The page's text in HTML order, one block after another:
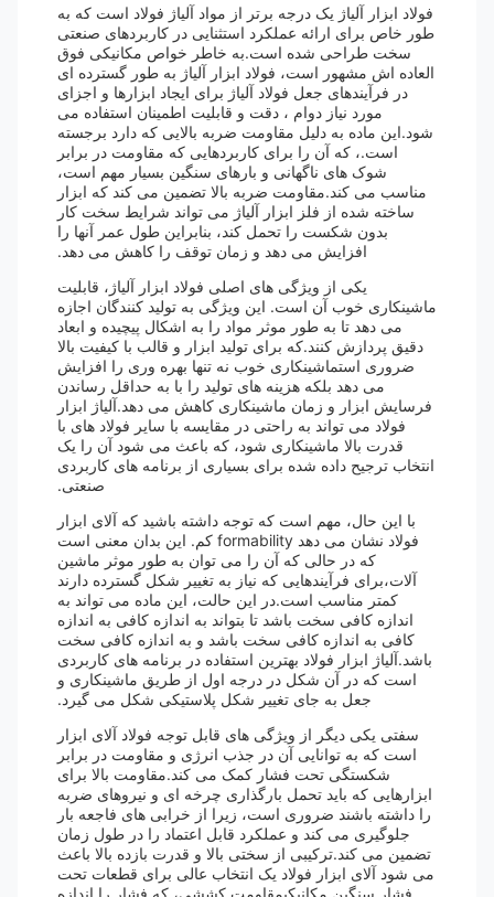
فولاد ابزار آلیاژ یک درجه برتر از مواد آلیاژ فولاد است که به
طور خاص برای ارائه عملکرد استثنایی در کاربردهای صنعتی
سخت طراحی شده است.به خاطر خواص مکانیکی فوق
العاده اش مشهور است، فولاد ابزار آلیاژ به طور گسترده ای
در فرآیندهای جعل فولاد آلیاژ برای ایجاد ابزارها و اجزای
مورد نیاز دوام ، دقت و قابلیت اطمینان استفاده می
شود.این ماده به دلیل مقاومت ضربه بالایی که دارد برجسته
است.، که آن را برای کاربردهایی که مقاومت در برابر
شوک های ناگهانی و بارهای سنگین بسیار مهم است،
مناسب می کند.مقاومت ضربه بالا تضمین می کند که ابزار
ساخته شده از فلز ابزار آلیاژ می تواند شرایط سخت کار
بدون شکست را تحمل کند، بنابراین طول عمر آنها را
افزایش می دهد و زمان توقف را کاهش می دهد.
یکی از ویژگی های اصلی فولاد ابزار آلیاژ، قابلیت
ماشینکاری خوب آن است. این ویژگی به تولید کنندگان اجازه
می دهد تا به طور موثر مواد را به اشکال پیچیده و ابعاد
دقیق پردازش کنند.که برای تولید ابزار و قالب با کیفیت بالا
ضروری استماشینکاری خوب نه تنها بهره وری را افزایش
می دهد بلکه هزینه های تولید را با به حداقل رساندن
فرسایش ابزار و زمان ماشینکاری کاهش می دهد.آلیاژ ابزار
فولاد می تواند به راحتی در مقایسه با سایر فولاد های با
قدرت بالا ماشینکاری شود، که باعث می شود آن را یک
انتخاب ترجیح داده شده برای بسیاری از برنامه های کاربردی
صنعتی.
با این حال، مهم است که توجه داشته باشید که آلای ابزار
فولاد نشان می دهد formability کم. این بدان معنی است
که در حالی که آن را می توان به طور موثر ماشین
آلات،برای فرآیندهایی که نیاز به تغییر شکل گسترده دارند
کمتر مناسب است.در این حالت، این ماده می تواند به
اندازه کافی سخت باشد تا بتواند به اندازه کافی به اندازه
کافی به اندازه کافی سخت باشد و به اندازه کافی سخت
باشد.آلیاژ ابزار فولاد بهترین استفاده در برنامه های کاربردی
است که در آن شکل در درجه اول از طریق ماشینکاری و
جعل به جای تغییر شکل پلاستیکی شکل می گیرد.
سفتی یکی دیگر از ویژگی های قابل توجه فولاد آلای ابزار
است که به توانایی آن در جذب انرژی و مقاومت در برابر
شکستگی تحت فشار کمک می کند.مقاومت بالا برای
ابزارهایی که باید تحمل بارگذاری چرخه ای و نیروهای ضربه
را داشته باشند ضروری است، زیرا از خرابی های فاجعه بار
جلوگیری می کند و عملکرد قابل اعتماد را در طول زمان
تضمین می کند.ترکیبی از سختی بالا و قدرت بازده بالا باعث
می شود آلای ابزار فولاد یک انتخاب عالی برای قطعات تحت
فشار سنگین مکانیکیمقاومت کششی، که فشار را اندازه